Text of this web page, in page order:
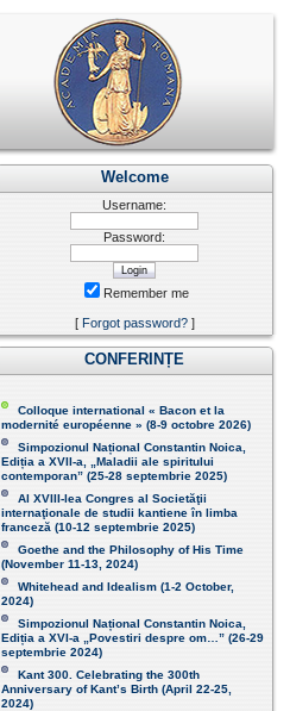
Welcome
Username:
Password:
Remember me
[ Forgot password?]
CONFERINȚE
Colloque international « Bacon et la
modernité européenne » (8-9 octobre 2026 )
Simpozionul Național Constantin Noica,
Ediția a XVII-a, „Maladii ale spiritului
contemporan ” (25-28 septembrie 2025 )
Al XVIII-lea Congres al Societăţii
internaţionale de studii kantiene în limba
franceză (10-12 septembrie 2025)
Goethe and the Philosophy of His Time
(November 11-13, 2024 )
Whitehead and Idealism (1-2 October,
2024)
Simpozionul Național Constantin Noica,
Ediția a XVI-a „Povestiri despre om…” (26-29
septembrie 2024)
Kant 300. Celebrating the 300th
Anniversary of Kant’s Birth (April 22-25,
2024)